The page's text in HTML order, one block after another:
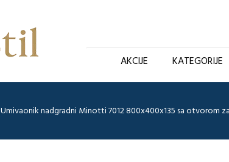
AKCIJE KATEGORIJE
Umivaonik nadgradni Minotti 7012 800x400x135 sa otvorom